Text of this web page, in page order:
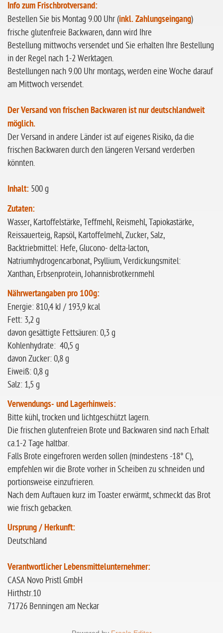
glutenfrei
ohne
Sonnenblumen
ohne Palmöl
Info zum Frischbrotversand:
Bestellen Sie bis Montag 9.00 Uhr (inkl. Zahlungseingang)
frische glutenfreie Backwaren, dann wird Ihre
Bestellung mittwochs versendet und Sie erhalten Ihre Bestellung
in der Regel nach 1-2 Werktagen.
Bestellungen nach 9.00 Uhr montags, werden eine Woche darauf
am Mittwoch versendet.
Der Versand von frischen Backwaren ist nur deutschlandweit
möglich.
Der Versand in andere Länder ist auf eigenes Risiko, da die
frischen Backwaren durch den längeren Versand verderben
könnten.
Inhalt: 500 g
Zutaten:
Wasser, Kartoffelstärke, Teffmehl, Reismehl, Tapiokastärke,
Reissauerteig, Rapsöl, Kartoffelmehl, Zucker, Salz,
Backtriebmittel: Hefe, Glucono- delta-lacton,
Natriumhydrogencarbonat, Psyllium, Verdickungsmitel:
Xanthan, Erbsenprotein, Johannisbrotkernmehl
Nährwertangaben pro 100g:
Energie: 810,4 kJ / 193,9 kcal
Fett: 3,2 g
davon gesättigte Fettsäuren: 0,3 g
Kohlenhydrate: 40,5 g
davon Zucker: 0,8 g
Eiweiß: 0,8 g
Salz: 1,5 g
Verwendungs- und Lagerhinweis:
Bitte kühl, trocken und lichtgeschützt lagern.
Die frischen glutenfreien Brote und Backwaren sind nach Erhalt
ca.1-2 Tage haltbar.
Falls Brote eingefroren werden sollen (mindestens -18° C),
empfehlen wir die Brote vorher in Scheiben zu schneiden und
portionsweise einzufrieren.
Nach dem Auftauen kurz im Toaster erwärmt, schmeckt das Brot
wie frisch gebacken.
Ursprung / Herkunft:
Deutschland
Verantwortlicher Lebensmittelunternehmer:
CASA Novo Pristl GmbH
Hirthstr.10
71726 Benningen am Neckar